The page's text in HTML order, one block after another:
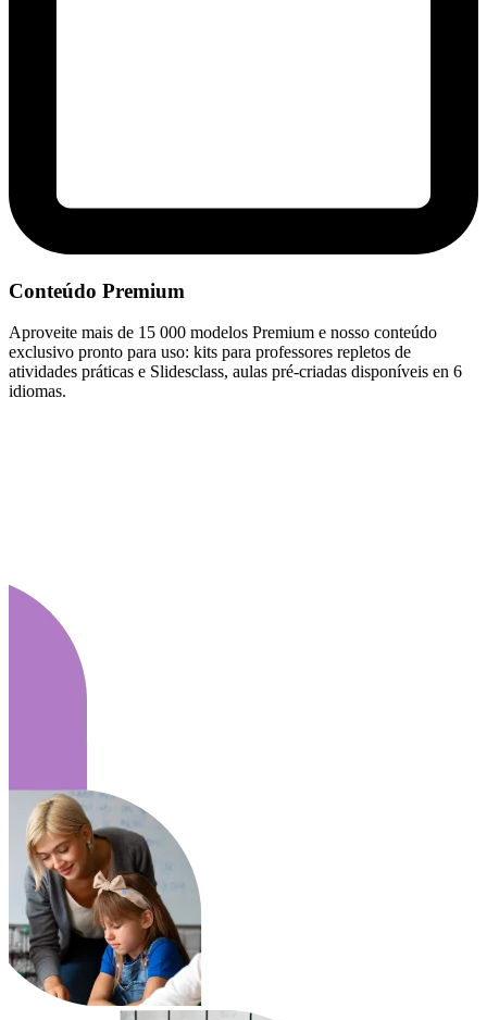
Conteúdo Premium
Aproveite mais de 15 000 modelos Premium e nosso conteúdo
exclusivo pronto para uso: kits para professores repletos de
atividades práticas e Slidesclass, aulas pré-criadas disponíveis en 6
idiomas.